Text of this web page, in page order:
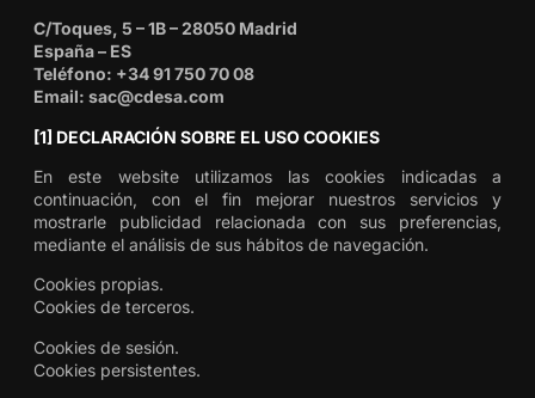
C/Toques, 5 – 1B – 28050 Madrid
España – ES
Teléfono: +34 91 750 70 08
Email: sac@cdesa.com
[1] DECLARACIÓN SOBRE EL USO COOKIES
En este website utilizamos las cookies indicadas a
continuación, con el fin mejorar nuestros servicios y
mostrarle publicidad relacionada con sus preferencias,
mediante el análisis de sus hábitos de navegación.
Cookies propias.
Cookies de terceros.
Cookies de sesión.
Cookies persistentes.